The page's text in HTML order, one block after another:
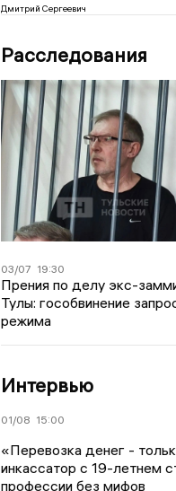
Дмитрий Сергеевич
Расследования
03/07 19:30
Прения по делу экс-
Тулы: гособвинение
режима
Интервью
01/08 15:00
«Перевозка денег -
инкассатор с 19-летнем
профессии без мифов